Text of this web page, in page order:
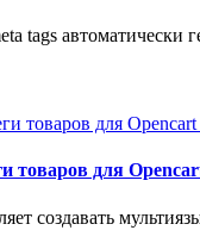
tags
товаров для
создавать